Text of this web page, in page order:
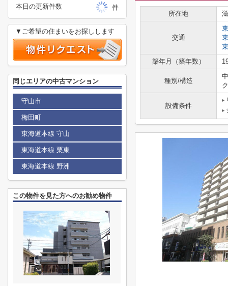
所在地
交通
築年月（築年数）
種別/構造
設備条件
本日の更新件数
件
▼ご希望の住まいをお探しします
同じエリアの中古マンション
守山市
梅田町
東海道本線 守山
東海道本線 栗東
東海道本線 野洲
この物件を見た方へのお勧め物件